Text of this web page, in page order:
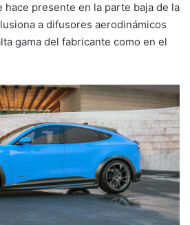
hace presente en la parte baja de la
a difusores aerodinámicos
gama del fabricante como en el